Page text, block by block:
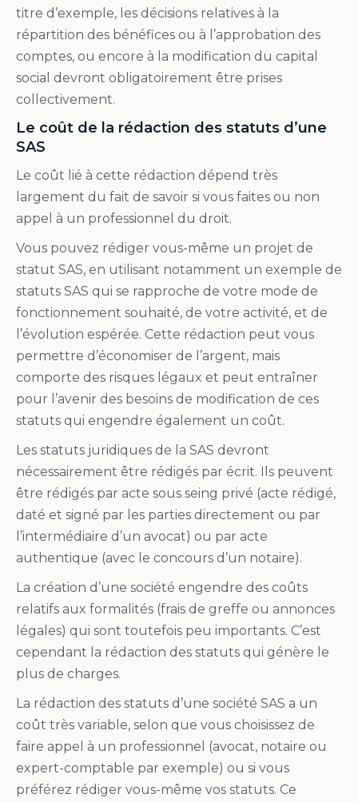
titre d’exemple, les décisions relatives à la
répartition des bénéfices ou à l’approbation des
comptes, ou encore à la modification du capital
social devront obligatoirement être prises
collectivement.
Le coût de la rédaction des statuts d’une
SAS
Le coût lié à cette rédaction dépend très
largement du fait de savoir si vous faites ou non
appel à un professionnel du droit.
Vous pouvez rédiger vous-même un projet de
statut SAS, en utilisant notamment un exemple de
statuts SAS qui se rapproche de votre mode de
fonctionnement souhaité, de votre activité, et de
l’évolution espérée. Cette rédaction peut vous
permettre d’économiser de l’argent, mais
comporte des risques légaux et peut entraîner
pour l’avenir des besoins de modification de ces
statuts qui engendre également un coût.
Les statuts juridiques de la SAS devront
nécessairement être rédigés par écrit. Ils peuvent
être rédigés par acte sous seing privé (acte rédigé,
daté et signé par les parties directement ou par
l’intermédiaire d’un avocat) ou par acte
authentique (avec le concours d’un notaire).
La création d’une société engendre des coûts
relatifs aux formalités (frais de greffe ou annonces
légales) qui sont toutefois peu importants. C’est
cependant la rédaction des statuts qui génère le
plus de charges.
La rédaction des statuts d’une société SAS a un
coût très variable, selon que vous choisissez de
faire appel à un professionnel (avocat, notaire ou
expert-comptable par exemple) ou si vous
préférez rédiger vous-même vos statuts. Ce